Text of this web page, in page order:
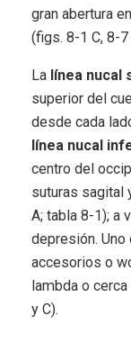
gran abertura
(figs. 8-1 C, 8-7
La línea nucal
superior del
desde cada
línea nucal
centro del
suturas sagital
A; tabla 8-1); a
depresión. Uno
accesorios o
lambda o
y C).